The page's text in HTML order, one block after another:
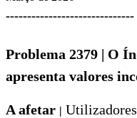
------------------------------
Problema 2379 | O
apresenta valores
A afetar | Utilizadores